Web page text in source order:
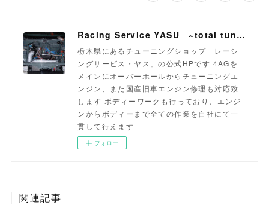
Racing Service YASU ~total tuning proshop~
栃木県にあるチューニングショップ「レーシ
ングサービス・ヤス」の公式HPです 4AGを
メインにオーバーホールからチューニングエ
ンジン、また国産旧車エンジン修理も対応致
します ボディーワークも行っており、エンジ
ンからボディーまで全ての作業を自社にて一
貫して行えます
フォロー
関連記事